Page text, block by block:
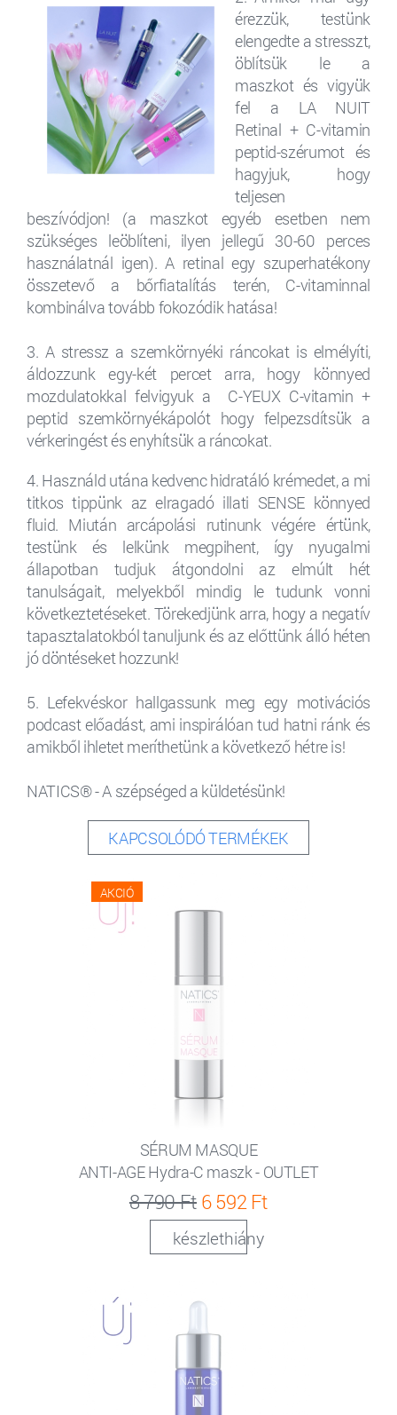
érezzük, testünk
elengedte a stresszt,
öblítsük le a
maszkot és vigyük
fel a LA NUIT
Retinal + C-vitamin
peptid-szérumot és
hagyjuk, hogy
teljesen
beszívódjon! (a maszkot egyéb esetben nem
szükséges leöblíteni, ilyen jellegű 30-60 perces
használatnál igen). A retinal egy szuperhatékony
összetevő a bőrfiatalítás terén, C-vitaminnal
kombinálva tovább fokozódik hatása!
3. A stressz a szemkörnyéki ráncokat is elmélyíti,
áldozzunk egy-két percet arra, hogy könnyed
mozdulatokkal felvigyuk a C-YEUX C-vitamin +
peptid szemkörnyékápolót hogy felpezsdítsük a
vérkeringést és enyhítsük a ráncokat.
4. Használd utána kedvenc hidratáló krémedet, a mi
titkos tippünk az elragadó illati SENSE könnyed
fluid. Miután arcápolási rutinunk végére értünk,
testünk és lelkünk megpihent, így nyugalmi
állapotban tudjuk átgondolni az elmúlt hét
tanulságait, melyekből mindig le tudunk vonni
következtetéseket. Törekedjünk arra, hogy a negatív
tapasztalatokból tanuljunk és az előttünk álló héten
jó döntéseket hozzunk!
5. Lefekvéskor hallgassunk meg egy motivációs
podcast előadást, ami inspirálóan tud hatni ránk és
amikből ihletet meríthetünk a következő hétre is!
NATICS® - A szépséged a küldetésünk!
KAPCSOLÓDÓ TERMÉKEK
AKCIÓ
SÉRUM MASQUE
ANTI-AGE Hydra-C maszk - OUTLET
8 790 Ft 6 592 Ft
készlethiány